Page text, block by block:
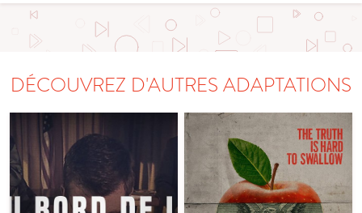
DÉCOUVREZ D'AUTRES ADAPTATIONS